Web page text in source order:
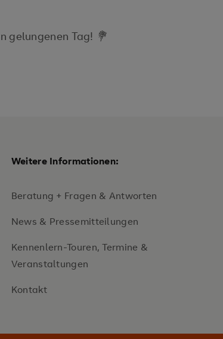
gelungenen Tag! 💐
Weitere Informationen:
Beratung + Fragen & Antworten
News & Pressemitteilungen
Kennenlern-Touren, Termine &
Veranstaltungen
Kontakt